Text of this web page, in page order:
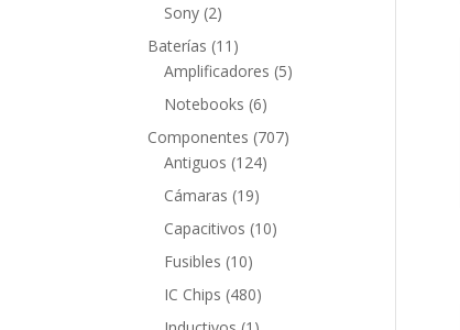
Sony 22
productos
Baterías 11 11
productos
Amplificadores 55
Notebooks 66
productos
Componentes 707707
Antiguos 124124
Cámaras 1919
productos
Capacitivos 1010
Fusibles 1010
productos
IC Chips 480480
productos